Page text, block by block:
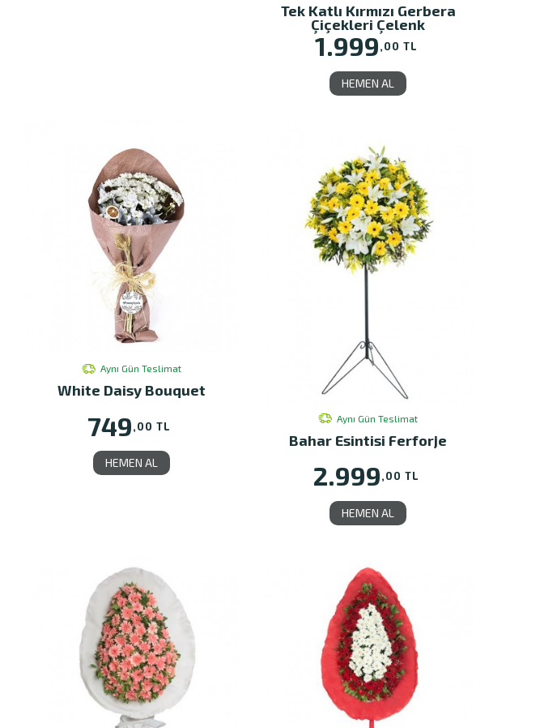
Tek Katlı Kırmızı Gerbera
Çiçekleri Çelenk
1.999,00 TL
HEMEN AL
Aynı Gün Teslimat
White Daisy Bouquet
749,00 TL
HEMEN AL
Aynı Gün Teslimat
Bahar Esintisi Ferforje
2.999,00 TL
HEMEN AL